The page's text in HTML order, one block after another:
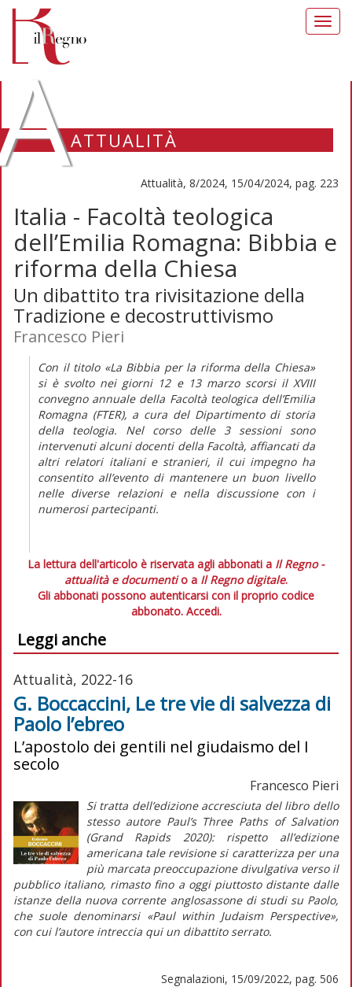
ATTUALITÀ
Attualità, 8/2024, 15/04/2024, pag. 223
Italia - Facoltà teologica
dell’Emilia Romagna: Bibbia e
riforma della Chiesa
Un dibattito tra rivisitazione della
Tradizione e decostruttivismo
Francesco Pieri
Con il titolo «La Bibbia per la riforma della Chiesa»
si è svolto nei giorni 12 e 13 marzo scorsi il XVIII
convegno annuale della Facoltà teologica dell’Emilia
Romagna (FTER), a cura del Dipartimento di storia
della teologia. Nel corso delle 3 sessioni sono
intervenuti alcuni docenti della Facoltà, affiancati da
altri relatori italiani e stranieri, il cui impegno ha
consentito all’evento di mantenere un buon livello
nelle diverse relazioni e nella discussione con i
numerosi partecipanti.
La lettura dell'articolo è riservata agli abbonati a Il Regno -
attualità e documentio a Il Regno digitale.
Gli abbonati possono autenticarsi con il proprio codice
abbonato. Accedi.
Leggi anche
Attualità, 2022-16
G. Boccaccini, Le tre vie di salvezza di
Paolo l’ebreo
L’apostolo dei gentili nel giudaismo del I
secolo
Francesco Pieri
Si tratta dell’edizione accresciuta del libro dello
stesso autore Paul’s Three Paths of Salvation
(Grand Rapids 2020): rispetto all’edizione
americana tale revisione si caratterizza per una
più marcata preoccupazione divulgativa verso il
pubblico italiano, rimasto fino a oggi piuttosto distante dalle
istanze della nuova corrente anglosassone di studi su Paolo,
che suole denominarsi «Paul within Judaism Perspective»,
con cui l’autore intreccia qui un dibattito serrato.
Segnalazioni, 15/09/2022, pag. 506